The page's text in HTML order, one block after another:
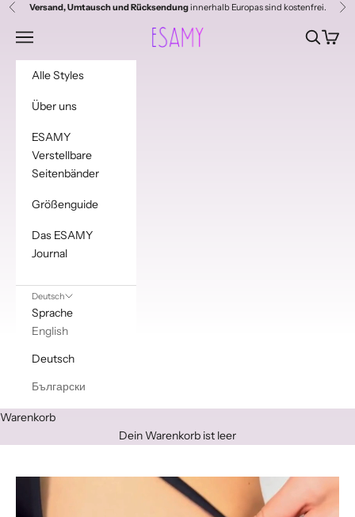
Zum Inhalt springen
ZurückVersand, Umtausch und Rücksendunginnerhalb Europas sind kostenfrei. Vor
Esamy
Menü Suchen
Alle Styles
Über uns
ESAMY
Verstellbare
Seitenbänder
Größenguide
Das ESAMY
Journal
Deutsch
Sprache
English
Deutsch
Български
Warenkorb
Dein Warenkorb ist leer